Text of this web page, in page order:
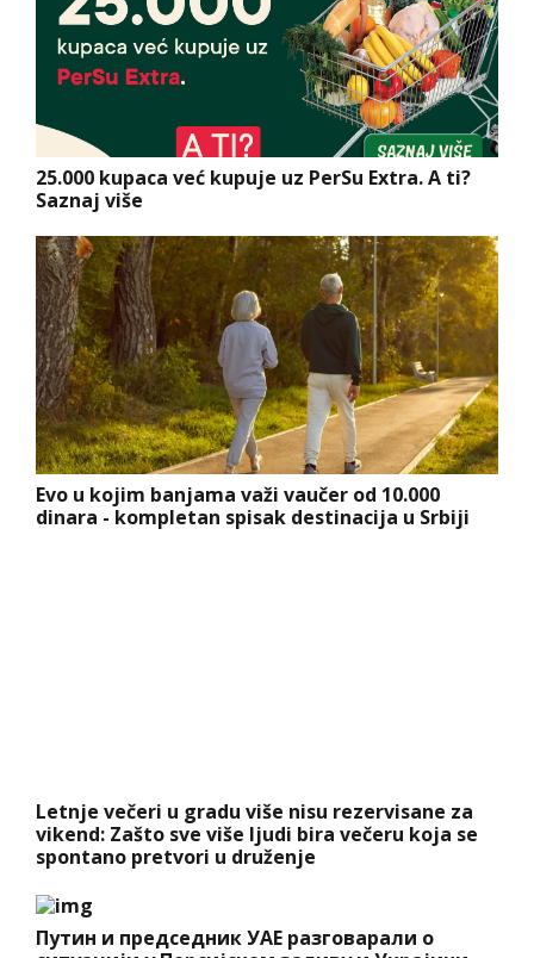
25.000 kupaca već kupuje uz PerSu Extra. A ti?
Saznaj više
Evo u kojim banjama važi vaučer od 10.000
dinara - kompletan spisak destinacija u Srbiji
Letnje večeri u gradu više nisu rezervisane za
vikend: Zašto sve više ljudi bira večeru koja se
spontano pretvori u druženje
Путин и председник УАЕ разговарали о